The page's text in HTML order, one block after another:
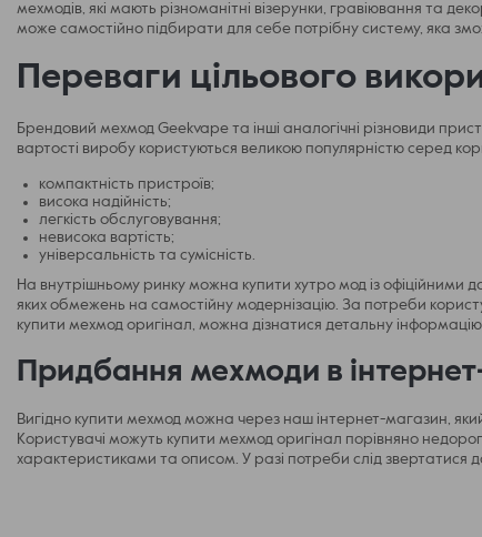
мехмодів, які мають різноманітні візерунки, гравіювання та
може самостійно підбирати для себе потрібну систему, яка
Переваги цільового
Брендовий мехмод Geekvape та інші аналогічні різновиди
вартості виробу користуються великою популярністю серед
компактність пристроїв;
висока надійність;
легкість обслуговування;
невисока вартість;
універсальність та сумісність.
На внутрішньому ринку можна купити хутро мод із офіційними
яких обмежень на самостійну модернізацію. За потреби
купити мехмод оригінал, можна дізнатися детальну
Придбання мехмоди в
Вигідно купити мехмод можна через наш інтернет-магазин,
Користувачі можуть купити мехмод оригінал порівняно
характеристиками та описом. У разі потреби слід звертатися